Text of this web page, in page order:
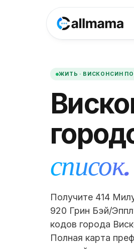
ЖИТЬ · ВИСКОНСИН
список.
Получите 414
920 Грин Бэй/
кодов города
Полная карта